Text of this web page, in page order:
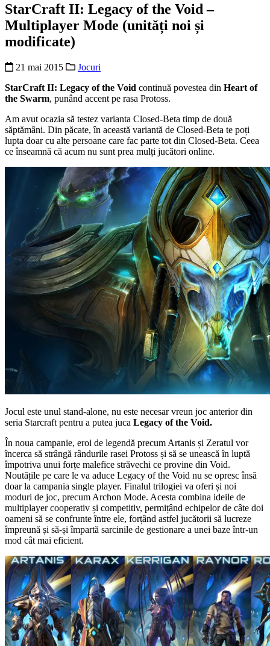
StarCraft II: Legacy of the Void –
Multiplayer Mode (unități noi și
modificate)
21 mai 2015
Jocuri
StarCraft II: Legacy of the Void continuă povestea din Heart of
the Swarm, punând accent pe rasa Protoss.
Am avut ocazia să testez varianta Closed-Beta timp de două
săptămâni. Din păcate, în această variantă de Closed-Beta te poți
lupta doar cu alte persoane care fac parte tot din Closed-Beta. Ceea
ce înseamnă că acum nu sunt prea mulți jucători online.
Jocul este unul stand-alone, nu este necesar vreun joc anterior din
seria Starcraft pentru a putea juca Legacy of the Void.
În noua campanie, eroi de legendă precum Artanis și Zeratul vor
încerca să strângă rândurile rasei Protoss și să se unească în luptă
împotriva unui forțe malefice străvechi ce provine din Void.
Noutățile pe care le va aduce Legacy of the Void nu se opresc însă
doar la campania single player. Finalul trilogiei va oferi și noi
moduri de joc, precum Archon Mode. Acesta combina ideile de
multiplayer cooperativ și competitiv, permițând echipelor de câte doi
oameni să se confrunte între ele, forțând astfel jucătorii să lucreze
împreună și să-și împartă sarcinile de gestionare a unei baze într-un
mod cât mai eficient.